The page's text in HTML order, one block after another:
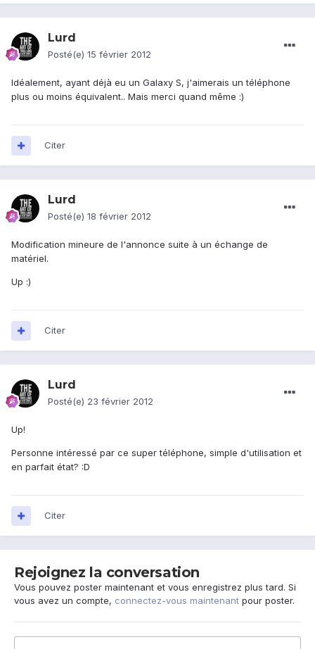
Lurd
Posté(e) 15 février 2012
Idéalement, ayant déjà eu un Galaxy S, j'aimerais un téléphone
plus ou moins équivalent.. Mais merci quand même :)
Citer
Lurd
Posté(e) 18 février 2012
Modification mineure de l'annonce suite à un échange de
matériel.
Up :)
Citer
Lurd
Posté(e) 23 février 2012
Up!
Personne intéressé par ce super téléphone, simple d'utilisation et
en parfait état? :D
Citer
Rejoignez la conversation
Vous pouvez poster maintenant et vous enregistrez plus tard. Si
vous avez un compte, connectez-vous maintenant pour poster.